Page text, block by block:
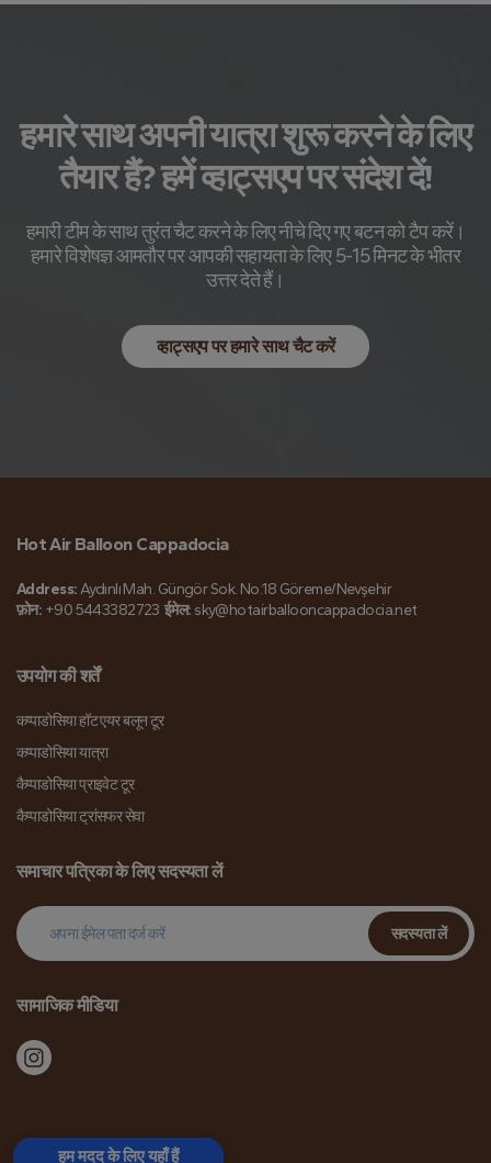
हमारे साथ अपनी यात्रा शुरू करने के लिए
तैयार हैं? हमें व्हाट्सएप पर संदेश दें!
हमारी टीम के साथ तुरंत चैट करने के लिए नीचे दिए गए बटन को टैप करें।
हमारे विशेषज्ञ आमतौर पर आपकी सहायता के लिए 5-15 मिनट के भीतर
उत्तर देते हैं।
व्हाट्सएप पर हमारे साथ चैट करें
Hot Air Balloon Cappadocia
Address:Aydınlı Mah. Güngör Sok. No:18 Göreme/Nevşehir
फ़ोन: +90 5443382723 ईमेल: sky@hotairballooncappadocia.net
उपयोग की शर्तें
कप्पाडोसिया हॉट एयर बलून टूर
कप्पाडोसिया यात्रा
कैप्पाडोसिया प्राइवेट टूर
कैप्पाडोसिया ट्रांसफर सेवा
समाचार पत्रिका के लिए सदस्यता लें
सदस्यता लें
सामाजिक मीडिया
हम मदद के लिए यहाँ हैं